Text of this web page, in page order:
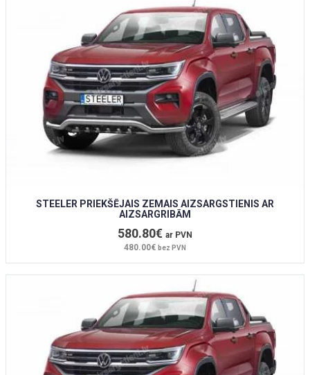
STEELER PRIEKŠĒJAIS ZEMAIS AIZSARGSTIENIS AR
AIZSARGRIBĀM
580.80€ ar PVN
480.00€ bez PVN